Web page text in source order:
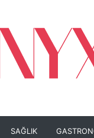
SAĞLIK